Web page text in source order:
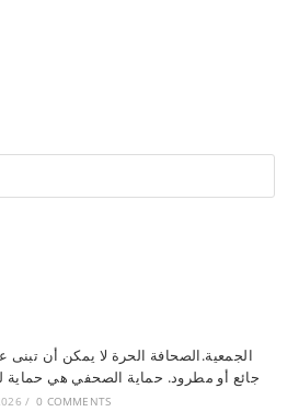
الجمعية.الصحافة الحرة لا يمكن أن
/ 0 COMMENTS